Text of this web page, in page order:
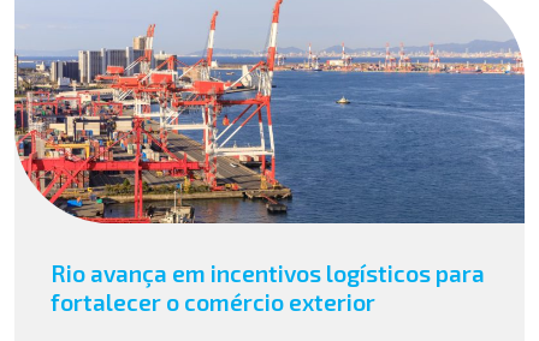
Rio avança em incentivos logísticos para
fortalecer o comércio exterior